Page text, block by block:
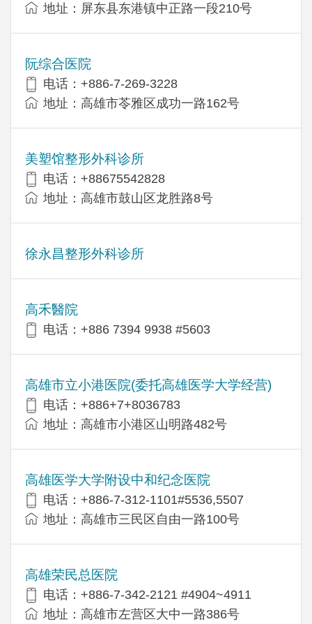
地址：屏东县东港镇中正路一段210号
阮综合医院
电话：+886-7-269-3228
地址：高雄市苓雅区成功一路162号
美塑馆整形外科诊所
电话：+88675542828
地址：高雄市鼓山区龙胜路8号
徐永昌整形外科诊所
高禾醫院
电话：+886 7394 9938 #5603
高雄市立小港医院(委托高雄医学大学经营)
电话：+886+7+8036783
地址：高雄市小港区山明路482号
高雄医学大学附设中和纪念医院
电话：+886-7-312-1101#5536,5507
地址：高雄市三民区自由一路100号
高雄荣民总医院
电话：+886-7-342-2121 #4904~4911
地址：高雄市左营区大中一路386号